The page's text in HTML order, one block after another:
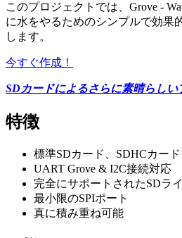
このプロジェクトでは、Grove -
に水をやるためのシンプルで効果
します。
今すぐ作成！
SDカードによるさらに素晴らしい
特徴
標準SDカード、SDHCカー
UART Grove & I2C接続対応
完全にサポートされたSDラ
最小限のSPIポート
真に積み重ね可能